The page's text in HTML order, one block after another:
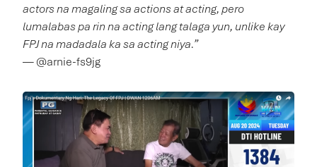
actors na magaling sa actions at acting, pero
lumalabas pa rin na acting lang talaga yun, unlike kay
FPJ na madadala ka sa acting niya.”
— @arnie-fs9jg